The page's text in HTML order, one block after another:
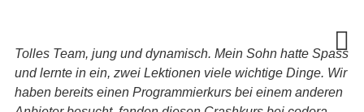
Tolles Team, jung und dynamisch. Mein Sohn hatte Spass
und lernte in ein, zwei Lektionen viele wichtige Dinge. Wir
haben bereits einen Programmierkurs bei einem anderen